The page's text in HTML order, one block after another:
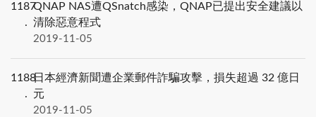
1187QNAP NAS遭QSnatch感染，QNAP已提出安全建議以
清除惡意程式
2019-11-05
1188日本經濟新聞遭企業郵件詐騙攻擊，損失超過 32 億日
元
2019-11-05